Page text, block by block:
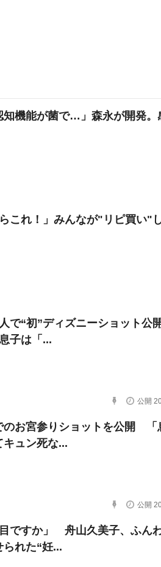
知機能が菌で…」森永が開発。
これ！」みんなが"リピ買い"
で“初”ディズニーショット
子は「...
公開
のお宮参りショットを公開 「
キュン死な...
公開
目ですか」 舟山久美子、ふん
られた“妊...